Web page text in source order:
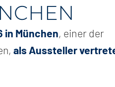
in München, einer der
als Aussteller